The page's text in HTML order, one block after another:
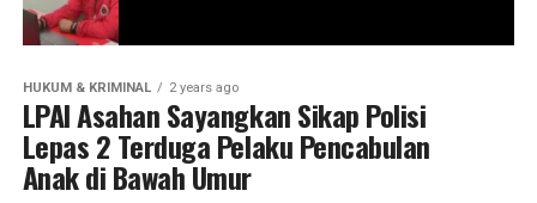
HUKUM & KRIMINAL 2 years ago
LPAI Asahan Sayangkan Sikap Polisi
Lepas 2 Terduga Pelaku Pencabulan
Anak di Bawah Umur